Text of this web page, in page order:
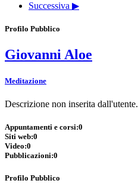
Successiva ▶
Profilo Pubblico
Giovanni Aloe
Meditazione
Descrizione non inserita dall'utente.
Appuntamenti e corsi:0
Siti web:0
Video:0
Pubblicazioni:0
Profilo Pubblico